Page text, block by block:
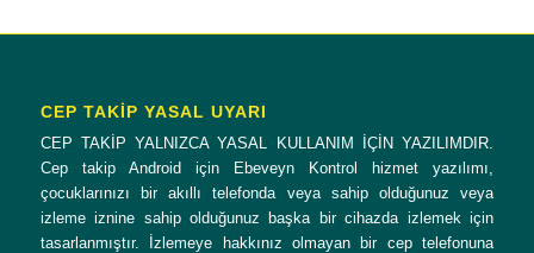
CEP TAKİP YASAL UYARI
CEP TAKİP YALNIZCA YASAL KULLANIM İÇİN YAZILIMDIR.
Cep takip Android için Ebeveyn Kontrol hizmet yazılımı,
çocuklarınızı bir akıllı telefonda veya sahip olduğunuz veya
izleme iznine sahip olduğunuz başka bir cihazda izlemek için
tasarlanmıştır. İzlemeye hakkınız olmayan bir cep telefonuna